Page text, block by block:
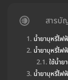
สารบั
น้ำยาบุหรี่ไฟ
น้ำยาบุหรี่ไฟ
ใช้น้ำ
น้ำยาบุหรี่ไฟ